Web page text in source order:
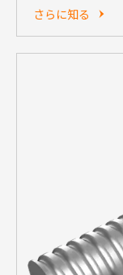
さらに知る